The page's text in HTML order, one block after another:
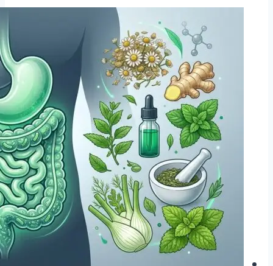
حیران
کن
فوائد
2026
مردانہ
طاقت
اور
دماغی
کمزوری
کا
حل؟